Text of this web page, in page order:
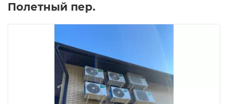
Полетный пер.